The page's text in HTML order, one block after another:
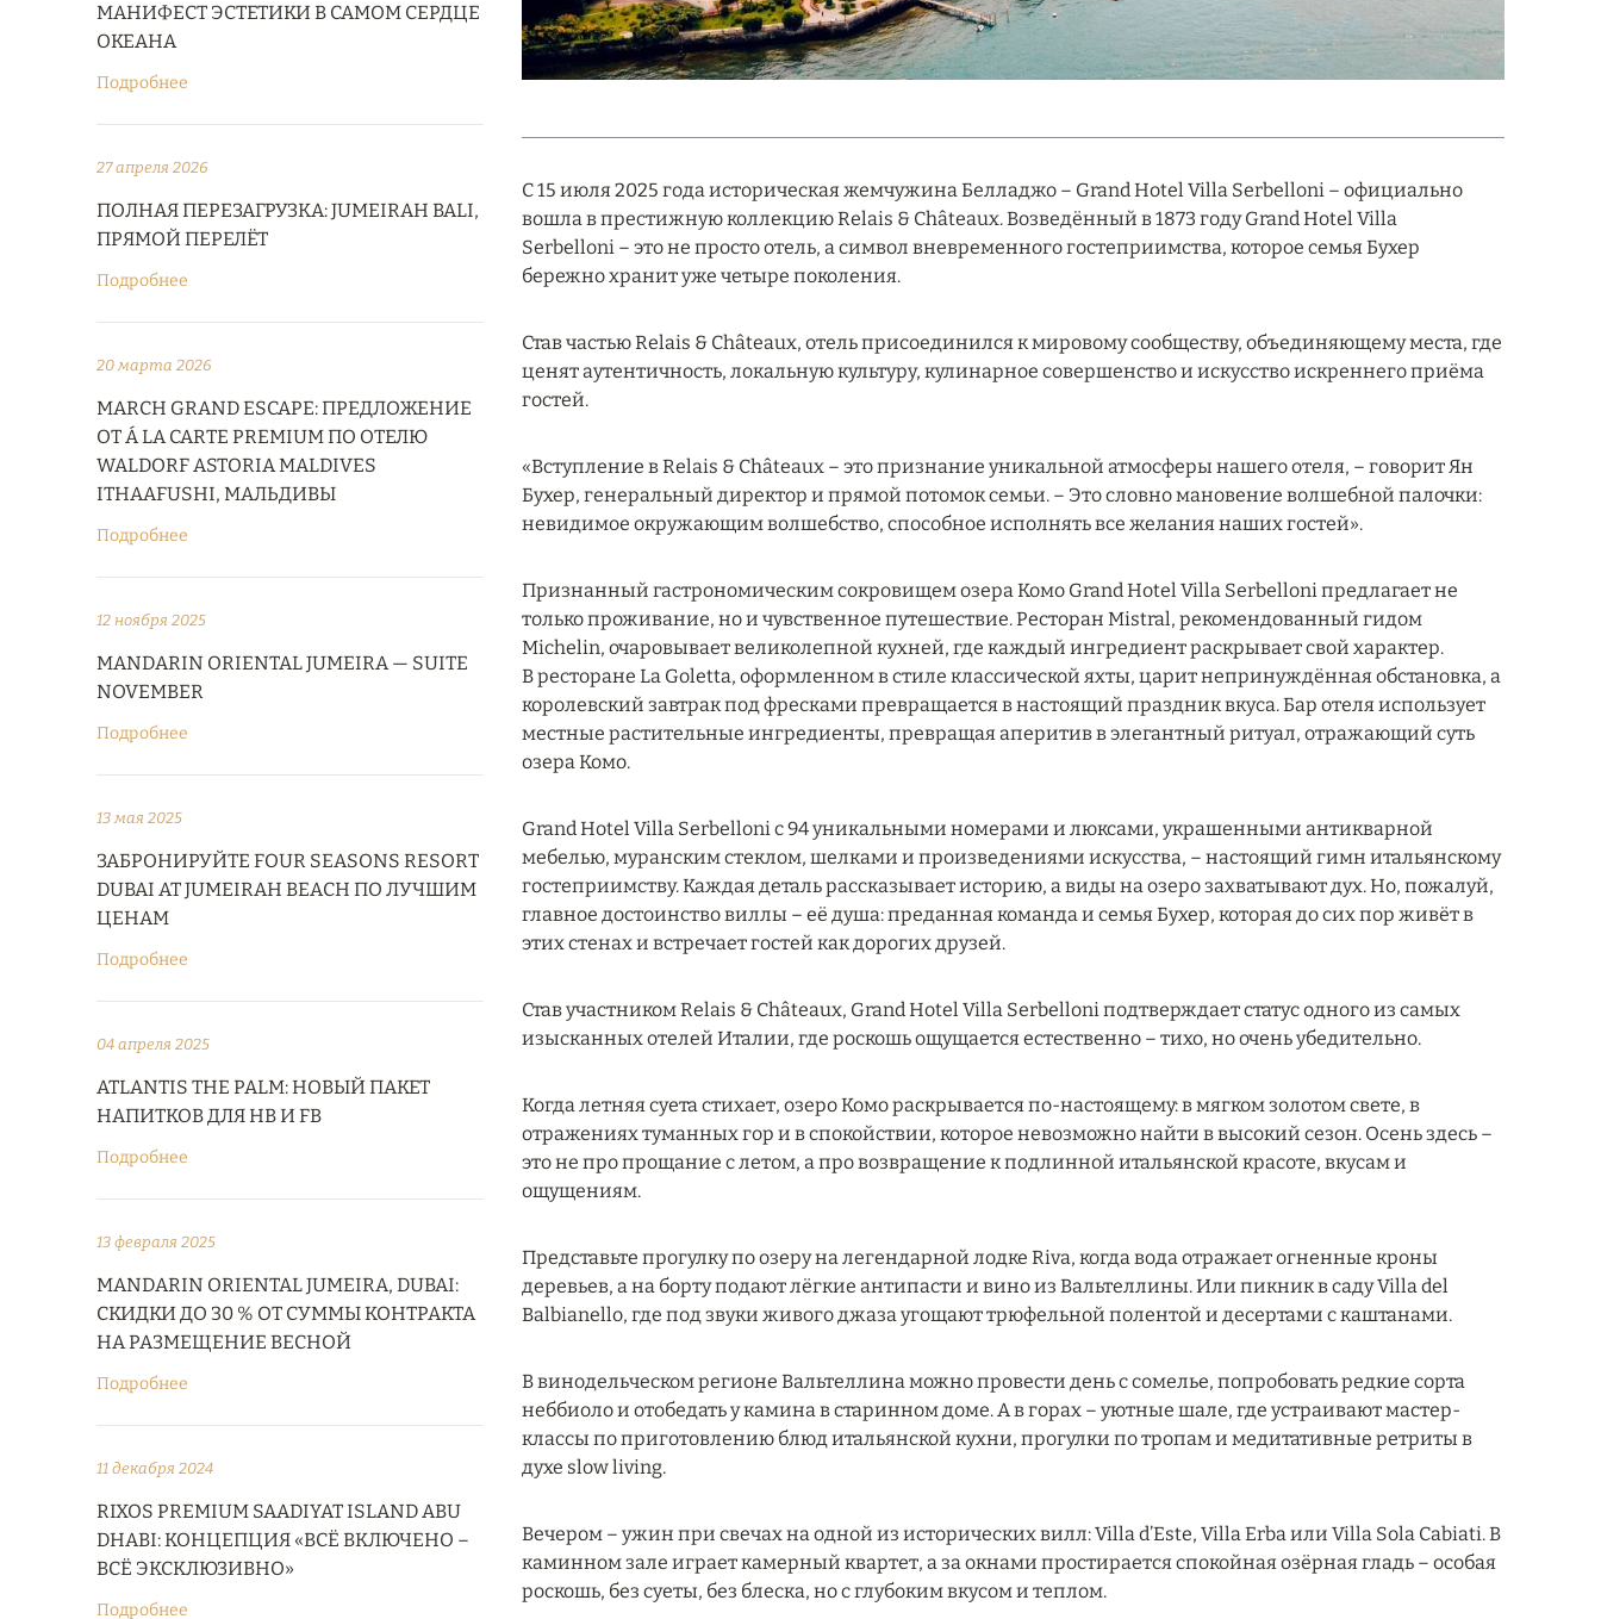
МАНИФЕСТ ЭСТЕТИКИ В САМОМ СЕРДЦЕ
ОКЕАНА
Подробнее
27 апреля 2026
ПОЛНАЯ ПЕРЕЗАГРУЗКА: JUMEIRAH BALI,
ПРЯМОЙ ПЕРЕЛЁТ
Подробнее
20 марта 2026
MARCH GRAND ESCAPE: ПРЕДЛОЖЕНИЕ
ОТ Á LA CARTE PREMIUM ПО ОТЕЛЮ
WALDORF ASTORIA MALDIVES
ITHAAFUSHI, МАЛЬДИВЫ
Подробнее
12 ноября 2025
MANDARIN ORIENTAL JUMEIRA — SUITE
NOVEMBER
Подробнее
13 мая 2025
ЗАБРОНИРУЙТЕ FOUR SEASONS RESORT
DUBAI AT JUMEIRAH BEACH ПО ЛУЧШИМ
ЦЕНАМ
Подробнее
04 апреля 2025
ATLANTIS THE PALM: НОВЫЙ ПАКЕТ
НАПИТКОВ ДЛЯ HB И FB
Подробнее
13 февраля 2025
MANDARIN ORIENTAL JUMEIRA, DUBAI:
СКИДКИ ДО 30 % ОТ СУММЫ КОНТРАКТА
НА РАЗМЕЩЕНИЕ ВЕСНОЙ
Подробнее
11 декабря 2024
RIXOS PREMIUM SAADIYAT ISLAND ABU
DHABI: КОНЦЕПЦИЯ «ВСЁ ВКЛЮЧЕНО –
ВСЁ ЭКСКЛЮЗИВНО»
Подробнее
С 15 июля 2025 года историческая жемчужина Белладжо – Grand Hotel Villa Serbelloni – официально
вошла в престижную коллекцию Relais & Châteaux. Возведённый в 1873 году Grand Hotel Villa
Serbelloni – это не просто отель, а символ вневременного гостеприимства, которое семья Бухер
бережно хранит уже четыре поколения.
Став частью Relais & Châteaux, отель присоединился к мировому сообществу, объединяющему места, где
ценят аутентичность, локальную культуру, кулинарное совершенство и искусство искреннего приёма
гостей.
«Вступление в Relais & Châteaux – это признание уникальной атмосферы нашего отеля, – говорит Ян
Бухер, генеральный директор и прямой потомок семьи. – Это словно мановение волшебной палочки:
невидимое окружающим волшебство, способное исполнять все желания наших гостей».
Признанный гастрономическим сокровищем озера Комо Grand Hotel Villa Serbelloni предлагает не
только проживание, но и чувственное путешествие. Ресторан Mistral, рекомендованный гидом
Michelin, очаровывает великолепной кухней, где каждый ингредиент раскрывает свой характер.
В ресторане La Goletta, оформленном в стиле классической яхты, царит непринуждённая обстановка, а
королевский завтрак под фресками превращается в настоящий праздник вкуса. Бар отеля использует
местные растительные ингредиенты, превращая аперитив в элегантный ритуал, отражающий суть
озера Комо.
Grand Hotel Villa Serbelloni с 94 уникальными номерами и люксами, украшенными антикварной
мебелью, муранским стеклом, шелками и произведениями искусства, – настоящий гимн итальянскому
гостеприимству. Каждая деталь рассказывает историю, а виды на озеро захватывают дух. Но, пожалуй,
главное достоинство виллы – её душа: преданная команда и семья Бухер, которая до сих пор живёт в
этих стенах и встречает гостей как дорогих друзей.
Став участником Relais & Châteaux, Grand Hotel Villa Serbelloni подтверждает статус одного из самых
изысканных отелей Италии, где роскошь ощущается естественно – тихо, но очень убедительно.
Когда летняя суета стихает, озеро Комо раскрывается по-настоящему: в мягком золотом свете, в
отражениях туманных гор и в спокойствии, которое невозможно найти в высокий сезон. Осень здесь –
это не про прощание с летом, а про возвращение к подлинной итальянской красоте, вкусам и
ощущениям.
Представьте прогулку по озеру на легендарной лодке Riva, когда вода отражает огненные кроны
деревьев, а на борту подают лёгкие антипасти и вино из Вальтеллины. Или пикник в саду Villa del
Balbianello, где под звуки живого джаза угощают трюфельной полентой и десертами с каштанами.
В винодельческом регионе Вальтеллина можно провести день с сомелье, попробовать редкие сорта
неббиоло и отобедать у камина в старинном доме. А в горах – уютные шале, где устраивают мастер-
классы по приготовлению блюд итальянской кухни, прогулки по тропам и медитативные ретриты в
духе slow living.
Вечером – ужин при свечах на одной из исторических вилл: Villa d’Este, Villa Erba или Villa Sola Cabiati. В
каминном зале играет камерный квартет, а за окнами простирается спокойная озёрная гладь – особая
роскошь, без суеты, без блеска, но с глубоким вкусом и теплом.